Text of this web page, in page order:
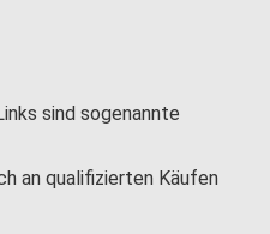
sind sogenannte
an qualifizierten Käufen